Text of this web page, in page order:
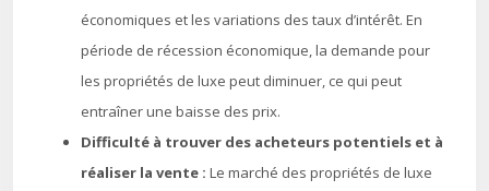
économiques et les variations des taux d’intérêt. En
période de récession économique, la demande pour
les propriétés de luxe peut diminuer, ce qui peut
entraîner une baisse des prix.
Difficulté à trouver des acheteurs potentiels et à
réaliser la vente : Le marché des propriétés de luxe